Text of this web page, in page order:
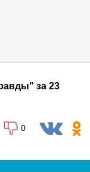
за 23
0